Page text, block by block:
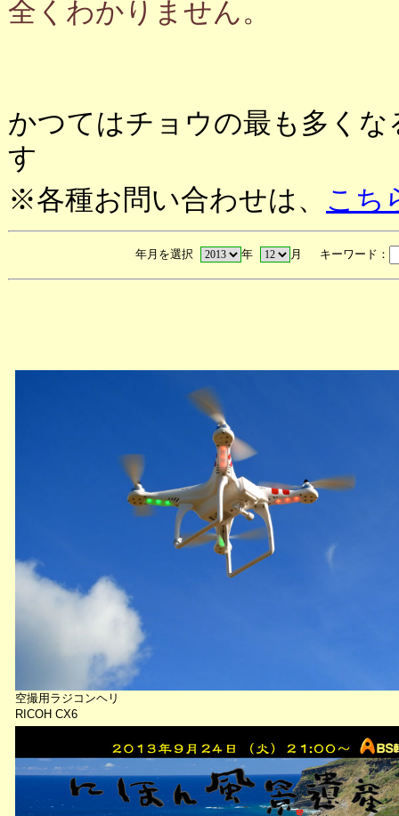
全くわかりません。
かつてはチョウの最も多く
す
※各種お問い合わせは、 こち
年月を選択 年 月 キーワード：
空撮用ラジコンヘリ
RICOH CX6